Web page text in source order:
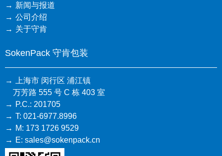
新闻与报道
公司介绍
关于守肯
SokenPack 守肯包装
上海市 闵行区 浦江镇
万芳路 555 号 C 栋 403 室
P.C.: 201705
T: 021-6977.8996
M: 173 1726 9529
E: sales@sokenpack.cn